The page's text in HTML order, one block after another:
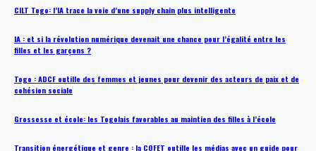
CILT Togo: l’IA trace la voie d’une supply chain plus intelligente
IA : et si la révolution numérique devenait une chance pour l’égalité entre les
filles et les garçons ?
Togo : ADCF outille des femmes et jeunes pour devenir des acteurs de paix et de
cohésion sociale
Grossesse et école: les Togolais favorables au maintien des filles à l’école
Transition énergétique et genre : la COFET outille les médias avec un guide pour